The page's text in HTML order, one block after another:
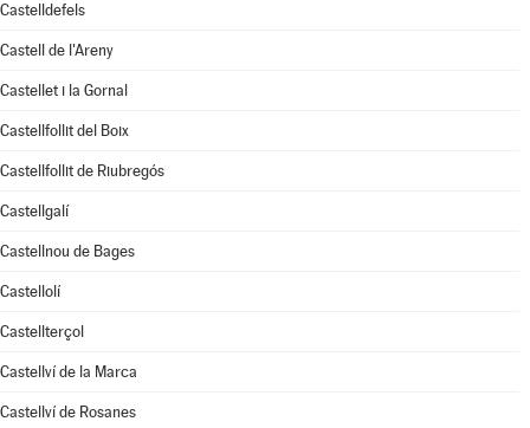
Castelldefels
Castell de l'Areny
Castellet i la Gornal
Castellfollit del Boix
Castellfollit de Riubregós
Castellgalí
Castellnou de Bages
Castellolí
Castellterçol
Castellví de la Marca
Castellví de Rosanes